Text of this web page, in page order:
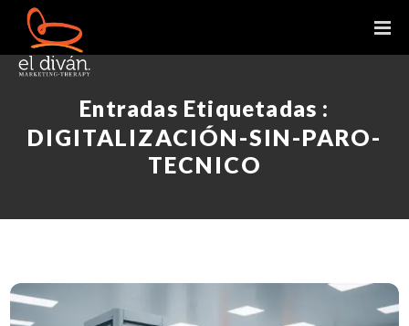
Entradas Etiquetadas :
DIGITALIZACIÓN-SIN-PARO-
TECNICO